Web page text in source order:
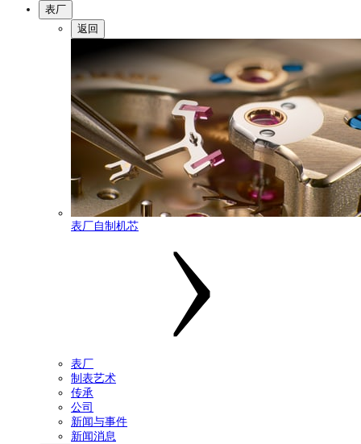
表厂
返回
表厂自制机芯
表厂
制表艺术
传承
公司
新闻与事件
新闻消息